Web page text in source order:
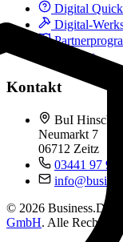
Digital
Digital-
Kontakt
Kontakt
BuI Hinsche
Neumarkt 7
06712 Zeitz
03441 97 99
© 2026
GmbH. Alle Rechte